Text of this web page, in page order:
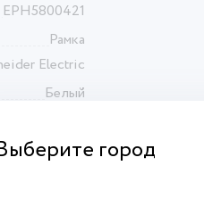
город
EPH5800421
Рамка
Electric
Белый